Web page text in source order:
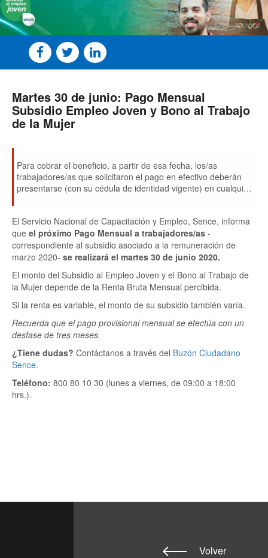
Martes 30 de junio: Pago Mensual
Subsidio Empleo Joven y Bono al Trabajo
de la Mujer
Para cobrar el beneficio, a partir de esa fecha, los/as
trabajadores/as que solicitaron el pago en efectivo deberán
presentarse (con su cédula de identidad vigente) en cualquier
El Servicio Nacional de Capacitación y Empleo, Sence, informa
que el próximo Pago Mensual a trabajadores/as -
correspondiente al subsidio asociado a la remuneración de
marzo 2020- se realizará el martes 30 de junio 2020.
El monto del Subsidio al Empleo Joven y el Bono al Trabajo de
la Mujer depende de la Renta Bruta Mensual percibida.
Si la renta es variable, el monto de su subsidio también varía.
Recuerda que el pago provisional mensual se efectúa con un
desfase de tres meses.
¿Tiene dudas? Contáctanos a través del Buzón Ciudadano
Sence.
Teléfono: 800 80 10 30 (lunes a viernes, de 09:00 a 18:00
hrs.).
Volver